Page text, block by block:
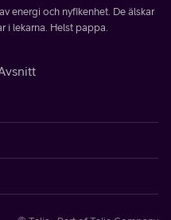
energi och nyfikenhet. De älskar
i lekarna. Helst pappa.